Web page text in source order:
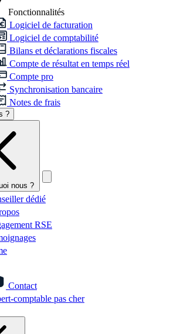
Fonctionnalités
Logiciel de facturation
Logiciel de comptabilité
Bilans et déclarations fiscales
Compte de résultat en temps réel
Compte pro
Synchronisation bancaire
Notes de frais
?
nous ?
dédié
RSE
Contact
comptable pas cher